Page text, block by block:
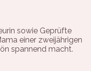
sowie Geprüfte
einer zweijährigen
spannend macht.